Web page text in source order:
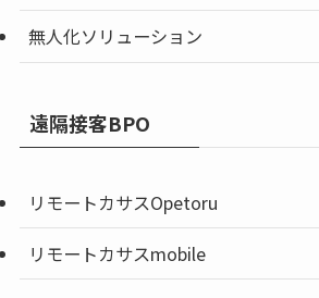
無人化ソリューション
遠隔接客BPO
リモートカサスOpetoru
リモートカサスmobile